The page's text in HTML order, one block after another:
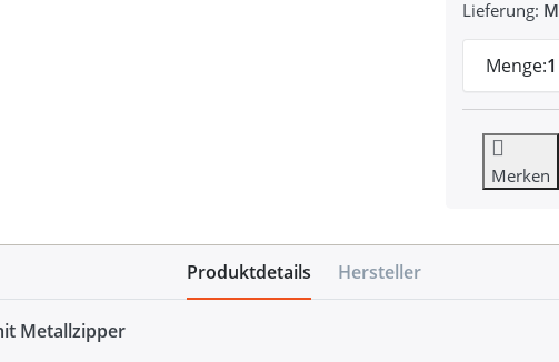
Lieferung:
Menge:1
Merken
Produktdetails Hersteller
Metallzipper